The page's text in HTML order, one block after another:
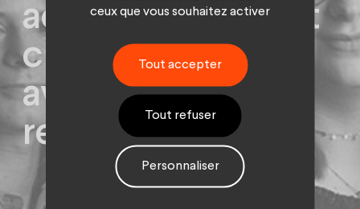
accompagnement
client et stratégie
avec 3 nouvelles
recrues
ceux que vous souhaitez activer
Tout accepter
Tout refuser
Personnaliser